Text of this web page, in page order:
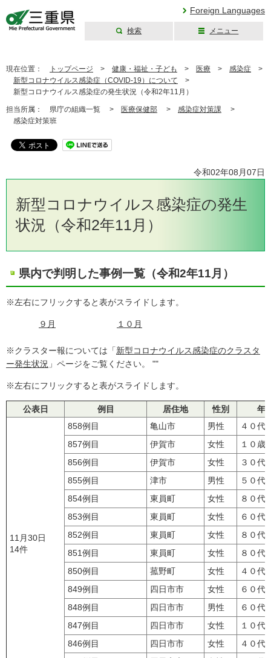
Foreign Languages
検索 メニュー
現在位置： トップページ > 健康・福祉・子ども > 医療 > 感染症 >
新型コロナウイルス感染症（COVID-19）について >
新型コロナウイルス感染症の発生状況（令和2年11月）
担当所属： 県庁の組織一覧 > 医療保健部 > 感染症対策課 >
感染症対策班
令和02年08月07日
新型コロナウイルス感染症の発生
状況（令和2年11月）
県内で判明した事例一覧（令和2年11月）
※左右にフリックすると表がスライドします。
９月 １０月
※クラスター報については「新型コロナウイルス感染症のクラスタ
ー発生状況 」ページをご覧ください。 ""
※左右にフリックすると表がスライドします。
公表日 例目 居住地 性別 年
11月30日
14件
858例目 亀山市 男性
４０代
857例目
伊賀市 女性
１０歳
856例目
伊賀市 女性
３０代
855例目
津市 男性
５０代
854例目
東員町 女性
８０代
853例目
東員町 女性
６０代
852例目
東員町 女性
８０代
851例目
東員町 女性
８０代
850例目
菰野町 女性
４０代
849例目
四日市市 女性
６０代
848例目
四日市市 男性
６０代
847例目
四日市市 女性
１０代
846例目
四日市市 女性
４０代